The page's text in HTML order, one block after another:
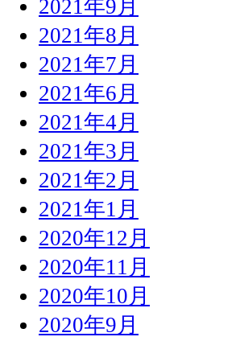
2021年9月
2021年8月
2021年7月
2021年6月
2021年4月
2021年3月
2021年2月
2021年1月
2020年12月
2020年11月
2020年10月
2020年9月